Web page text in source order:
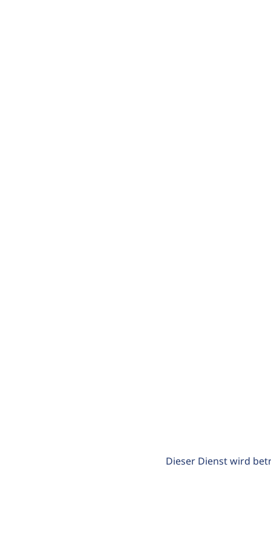
Dieser Dienst wird